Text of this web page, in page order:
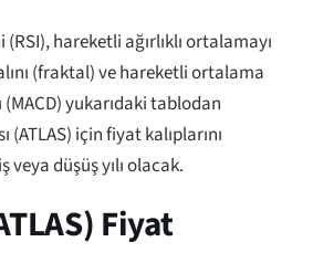
hareketli ağırlıklı ortalamayı
(fraktal) ve hareketli ortalama
(MACD) yukarıdaki tablodan
(ATLAS) için fiyat kalıplarını
düşüş yılı olacak.
Fiyat